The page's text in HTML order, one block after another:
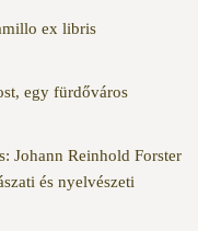
ex libris
egy fürdőváros
Johann Reinhold Forster
és nyelvészeti